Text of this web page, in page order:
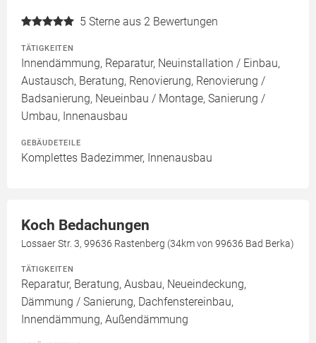
5 Sterne aus 2 Bewertungen
TÄTIGKEITEN
Innendämmung, Reparatur, Neuinstallation / Einbau,
Austausch, Beratung, Renovierung, Renovierung /
Badsanierung, Neueinbau / Montage, Sanierung /
Umbau, Innenausbau
GEBÄUDETEILE
Komplettes Badezimmer, Innenausbau
Koch Bedachungen
Lossaer Str. 3, 99636 Rastenberg (34km von 99636 Bad Berka)
TÄTIGKEITEN
Reparatur, Beratung, Ausbau, Neueindeckung,
Dämmung / Sanierung, Dachfenstereinbau,
Innendämmung, Außendämmung